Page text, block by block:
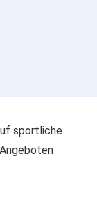
sportliche